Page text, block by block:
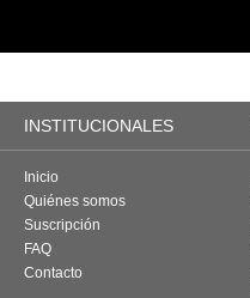
INSTITUCIONALES
Inicio
Quiénes somos
Suscripción
FAQ
Contacto